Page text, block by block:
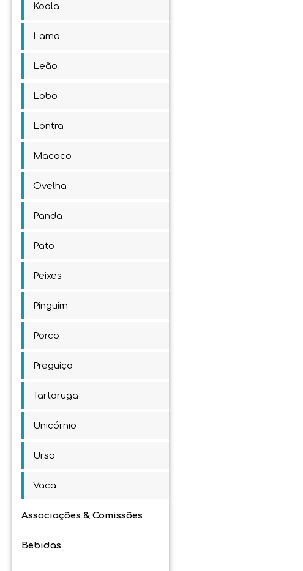
Koala
Lama
Leão
Lobo
Lontra
Macaco
Ovelha
Panda
Pato
Peixes
Pinguim
Porco
Preguiça
Tartaruga
Unicórnio
Urso
Vaca
Associações & Comissões
Bebidas